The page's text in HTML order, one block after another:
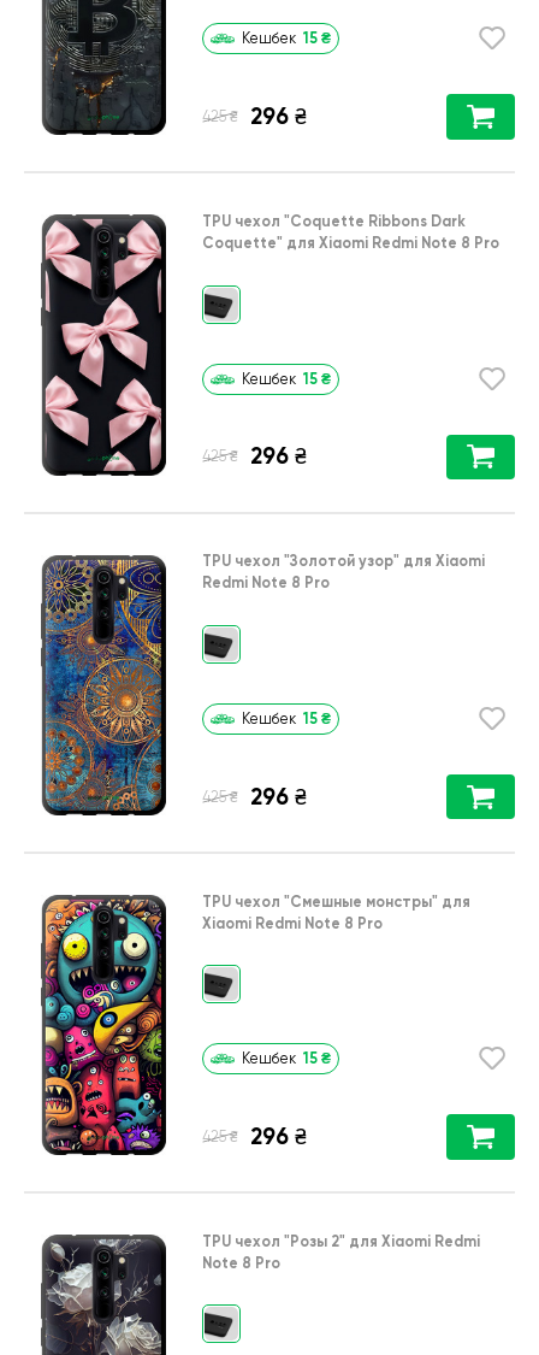
Кешбек 15 ₴
425 ₴ 296 ₴
TPU чехол "Coquette Ribbons Dark
Coquette" для Xiaomi Redmi Note 8 Pro
Кешбек 15 ₴
425 ₴ 296 ₴
TPU чехол "Золотой узор" для Xiaomi
Redmi Note 8 Pro
Кешбек 15 ₴
425 ₴ 296 ₴
TPU чехол "Cмешные монстры" для
Xiaomi Redmi Note 8 Pro
Кешбек 15 ₴
425 ₴ 296 ₴
TPU чехол "Розы 2" для Xiaomi Redmi
Note 8 Pro